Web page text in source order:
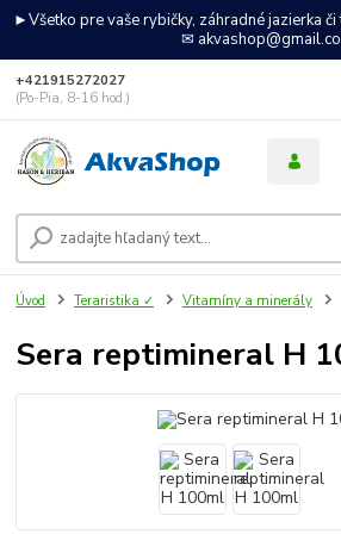
►Všetko pre vaše rybičky, záhradné jazierka
✉
+421915272027
(Po-Pia, 8-16 hod.)
Úvod Teraristika ✓ Vitamíny a minerály
Sera reptimineral H